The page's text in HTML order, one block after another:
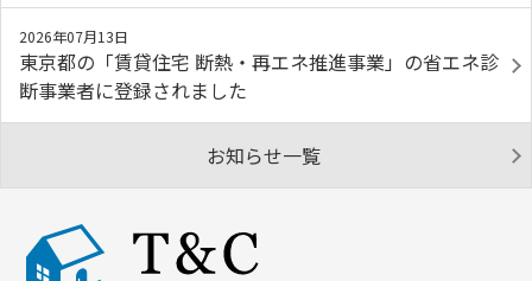
2026年07月13日
東京都の「賃貸住宅 断熱・再エネ推進事業」の省エネ診
断事業者に登録されました
お知らせ一覧